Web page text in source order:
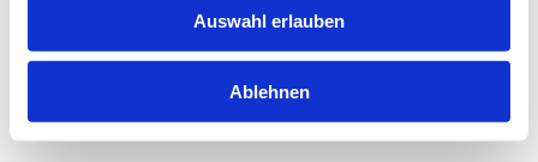
Auswahl erlauben
Ablehnen